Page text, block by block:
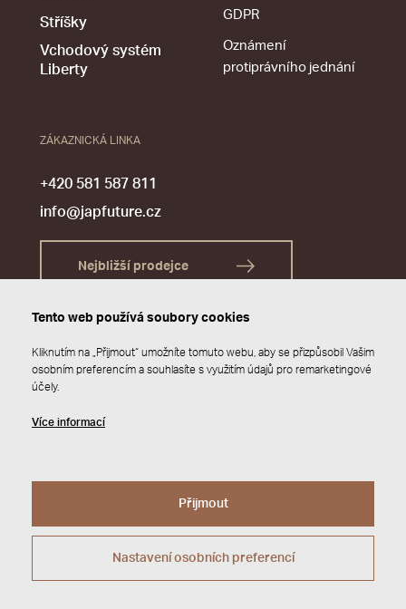
Stříšky
Vchodový systém
Liberty
GDPR
Oznámení
protiprávního jednání
ZÁKAZNICKÁ LINKA
+420 581 587 811
info@japfuture.cz
Nejbližší prodejce
© 2026 JAP FUTURE s.r.o.
Zásady ochrany osobních údajů
Tento web používá soubory cookies
Kliknutím na „Přijmout“ umožníte tomuto webu, aby se přizpůsobil Vašim
osobním preferencím a souhlasíte s využitím údajů pro remarketingové
účely.
Více informací
Přijmout
Nastavení osobních preferencí